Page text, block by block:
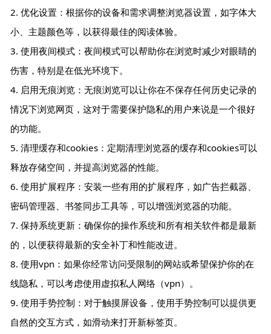
2. 优化设置：根据你的设备和需求调整浏览器设置，如字体大
小、主题颜色等，以获得最佳的阅读体验。
3. 使用夜间模式：夜间模式可以帮助你在浏览时减少对眼睛的
伤害，特别是在低光环境下。
4. 启用无痕浏览：无痕浏览可以让你在不保存任何历史记录的
情况下浏览网页，这对于需要保护隐私的用户来说是一个很好
的功能。
5. 清理缓存和cookies：定期清理浏览器的缓存和cookies可以
释放存储空间，并提高浏览器的性能。
6. 使用扩展程序：安装一些有用的扩展程序，如广告拦截器、
密码管理器、书签同步工具等，可以增强浏览器的功能。
7. 保持系统更新：确保你的操作系统和所有相关软件都是最新
的，以便获得最新的安全补丁和性能改进。
8. 使用vpn：如果你经常访问受限制的网站或希望保护你的在
线隐私，可以考虑使用虚拟私人网络（vpn）。
9. 使用手势控制：对于触摸屏设备，使用手势控制可以提供更
自然的交互方式，如滑动来打开新标签页。